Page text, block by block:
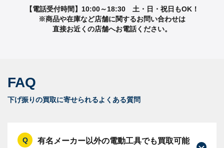
【電話受付時間】10:00～18:30 土・日・祝日もOK！
※商品や在庫など店舗に関するお問い合わせは
直接お近くの店舗へお電話ください。
FAQ
下げ振りの買取に寄せられるよくある質問
有名メーカー以外の電動工具でも買取可能